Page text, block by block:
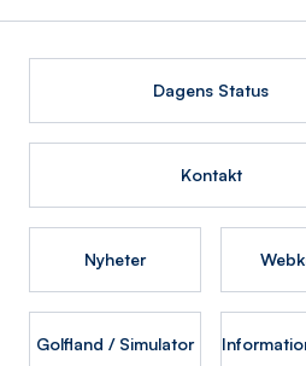
Dagens Status
Kontakt
Nyheter
Golfland / Simulator
Bestill time og få
Spesialist for lavere score og